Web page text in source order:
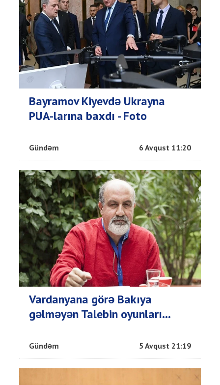
Bayramov Kiyevdə Ukrayna
PUA-larına baxdı - Foto
Gündəm 6 Avqust 11:20
Vardanyana görə Bakıya
gəlməyən Talebin oyunları...
Gündəm 5 Avqust 21:19